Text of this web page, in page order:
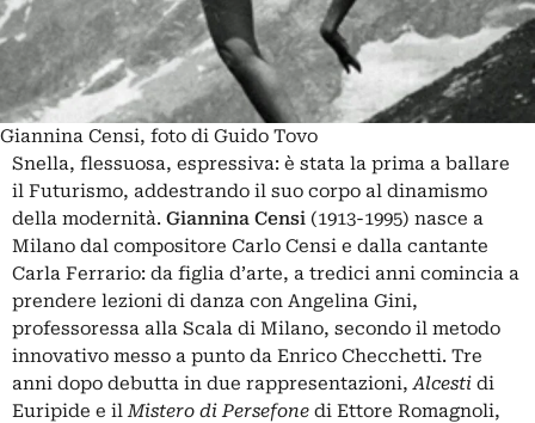
Giannina Censi, foto di Guido Tovo
Snella, flessuosa, espressiva: è stata la prima a ballare
il Futurismo, addestrando il suo corpo al dinamismo
della modernità. Giannina Censi (1913-1995) nasce a
Milano dal compositore Carlo Censi e dalla cantante
Carla Ferrario: da figlia d’arte, a tredici anni comincia a
prendere lezioni di danza con Angelina Gini,
professoressa alla Scala di Milano, secondo il metodo
innovativo messo a punto da Enrico Checchetti. Tre
anni dopo debutta in due rappresentazioni,Alcesti di
Euripide e ilMistero di Persefone di Ettore Romagnoli,